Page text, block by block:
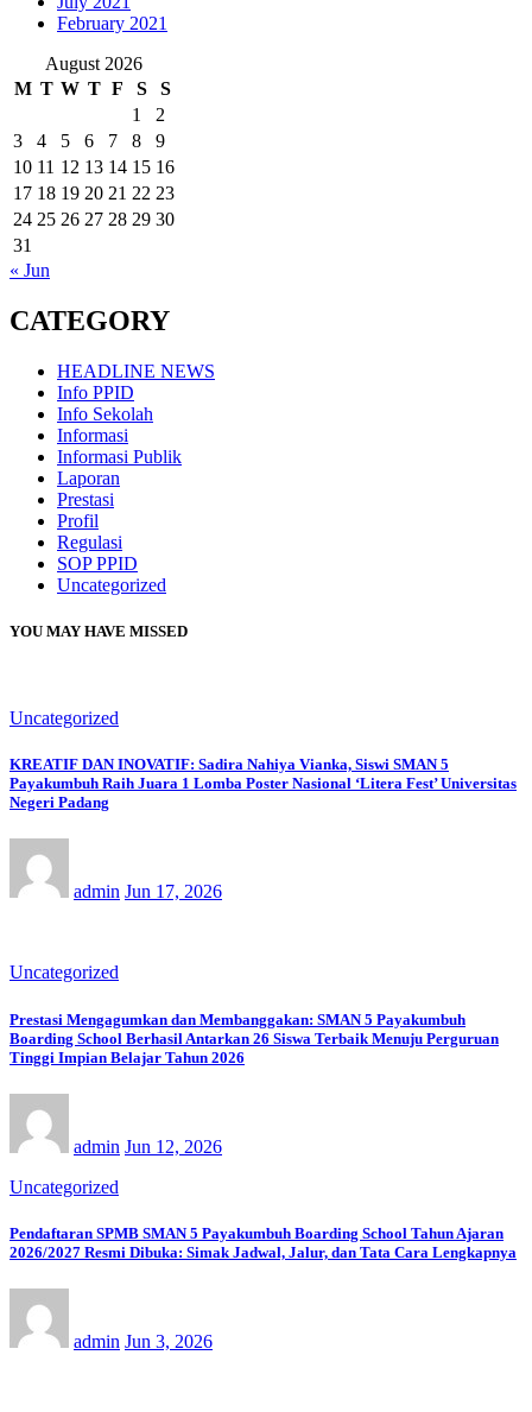
February 2021
August 2026
M T W T F S
S
1
2
3
4 5 6 7 8
9
10 11 12 13 14 15 16
17 18 19 20 21 22 23
24 25 26 27 28 29 30
31
« Jun
CATEGORY
HEADLINE NEWS
Info PPID
Info Sekolah
Informasi
Informasi Publik
Laporan
Prestasi
Profil
Regulasi
SOP PPID
Uncategorized
YOU MAY HAVE MISSED
Uncategorized
KREATIF DAN INOVATIF: Sadira Nahiya Vianka, Siswi SMAN 5
Payakumbuh Raih Juara 1 Lomba Poster Nasional ‘Litera Fest’ Universitas
Negeri Padang
admin Jun 17, 2026
Uncategorized
Prestasi Mengagumkan dan Membanggakan: SMAN 5 Payakumbuh
Boarding School Berhasil Antarkan 26 Siswa Terbaik Menuju Perguruan
Tinggi Impian Belajar Tahun 2026
admin Jun 12, 2026
Uncategorized
Pendaftaran SPMB SMAN 5 Payakumbuh Boarding School Tahun Ajaran
2026/2027 Resmi Dibuka: Simak Jadwal, Jalur, dan Tata Cara Lengkapnya
admin Jun 3, 2026